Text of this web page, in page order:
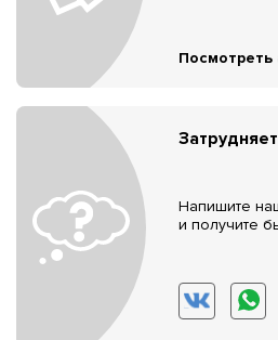
Посмотреть
Напишите
и получите